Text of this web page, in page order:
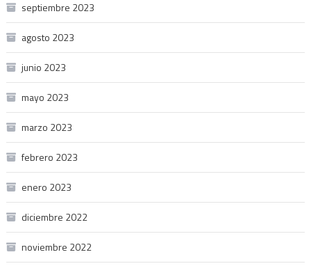
septiembre 2023
agosto 2023
junio 2023
mayo 2023
marzo 2023
febrero 2023
enero 2023
diciembre 2022
noviembre 2022